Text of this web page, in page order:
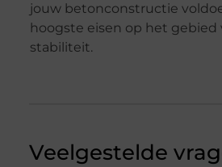
jouw betonconstructie
hoogste eisen op het gebied
stabiliteit.
Veelgestelde